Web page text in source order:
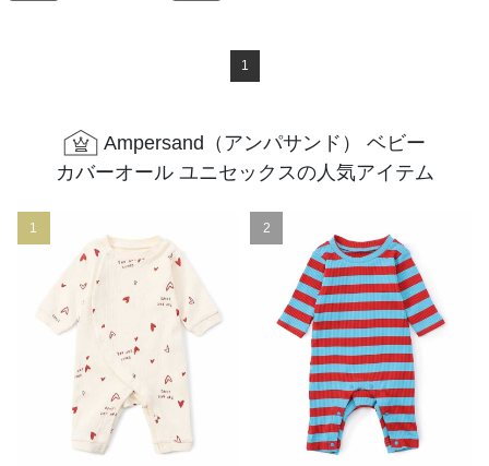
1
Ampersand（アンパサンド） ベビー
カバーオール ユニセックスの人気アイテム
1 2